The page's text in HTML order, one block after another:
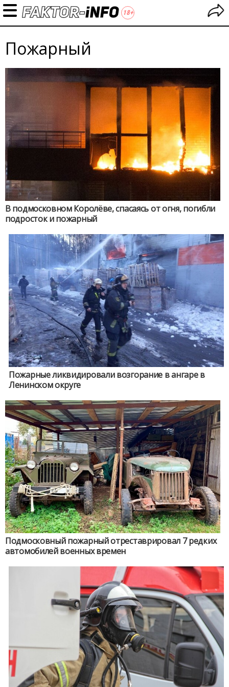
Пожарный
В подмосковном Королёве, спасаясь от огня, погибли
подросток и пожарный
Пожарные ликвидировали возгорание в ангаре в
Ленинском округе
Подмосковный пожарный отреставрировал 7 редких
автомобилей военных времен